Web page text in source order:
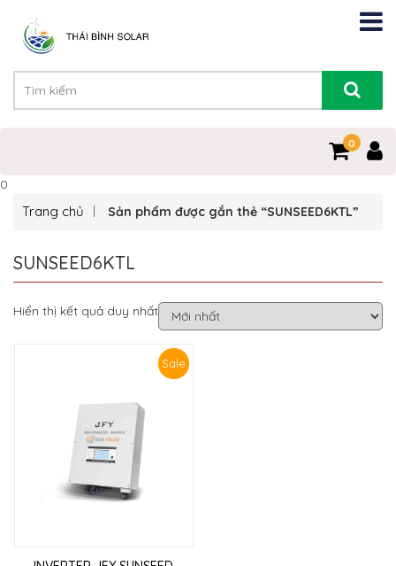
0
0
Trang chủ Sản phẩm được gắn thẻ “SUNSEED6KTL”
SUNSEED6KTL
Hiển thị kết quả duy nhất
Sale